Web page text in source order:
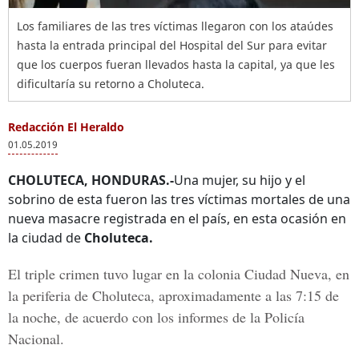
Los familiares de las tres víctimas llegaron con los ataúdes
hasta la entrada principal del Hospital del Sur para evitar
que los cuerpos fueran llevados hasta la capital, ya que les
dificultaría su retorno a Choluteca.
Redacción El Heraldo
01.05.2019
CHOLUTECA, HONDURAS.-Una mujer, su hijo y el
sobrino de esta fueron las tres víctimas mortales de una
nueva masacre registrada en el país, en esta ocasión en
la ciudad de Choluteca.
El triple crimen tuvo lugar en la colonia Ciudad Nueva, en
la periferia de Choluteca, aproximadamente a las 7:15 de
la noche, de acuerdo con los informes de la Policía
Nacional.